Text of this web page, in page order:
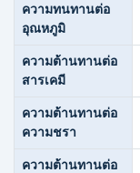
ความทนทานต่อ
อุณหภูมิ
ความต้านทานต่อ
สารเคมี
ความต้านทานต่อ
ความชรา
ความต้านทานต่อ